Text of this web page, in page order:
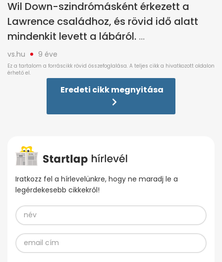
Wil Down-szindrómásként érkezett a
Lawrence családhoz, és rövid idő alatt
mindenkit levett a lábáról.
vs.hu 9 éve
Eredeti cikk megnyitása
Iratkozz fel a hírlevelünkre, hogy ne maradj le a
legérdekesebb cikkekről!